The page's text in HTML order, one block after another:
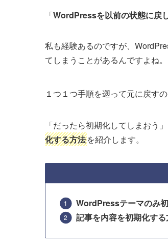
「WordPressを以前の状態に戻
私も経験あるのですが、
てしまうことがあるんですよね。
１つ１つ手順を遡って元に戻すの
「だったら初期化してしまおう
化する方法を紹介します。
WordPressテーマのみ
記事を内容を初期化する